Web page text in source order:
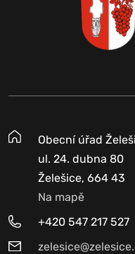
Obecní úřad
ul. 24. dubna 80
Želešice, 664 43
Na mapě
+420 547 217 527